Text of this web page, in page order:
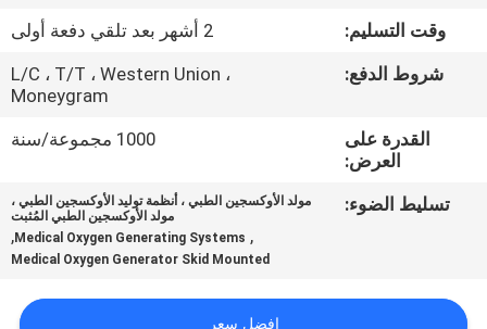
اتصل
أخبار
القضايا
عرض
وقت التسليم:
2 أشهر بعد تلقي دفعة أولى
شروط الدفع:
L/C ، T/T ، Western Union ،
Moneygram
القدرة على
العرض:
1000 مجموعة/سنة
تسليط الضوء:
مولد الأوكسجين الطبي ، أنظمة توليد الأوكسجين الطبي ،
مولد الأوكسجين الطبي المُثبت
,
Medical Oxygen Generating Systems
,
Medical Oxygen Generator Skid Mounted
افضل سعر